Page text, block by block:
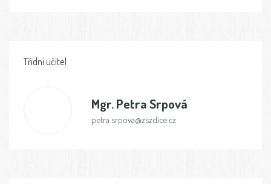
Třídní učitel
Mgr.Petra Srpová
petra.srpova@zszdice.cz